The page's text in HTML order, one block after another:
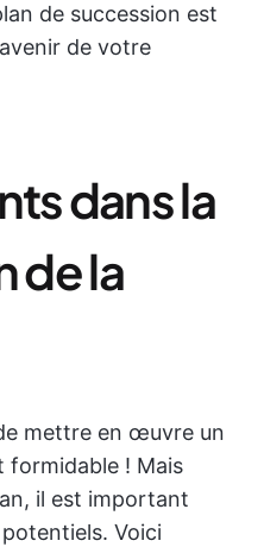
de succession est
de votre
dans la
de la
mettre en œuvre un
formidable ! Mais
il est important
Voici